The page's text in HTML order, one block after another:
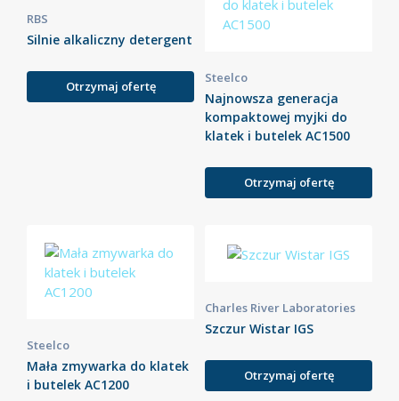
RBS
Silnie alkaliczny detergent
Otrzymaj ofertę
Steelco
Najnowsza generacja
kompaktowej myjki do
klatek i butelek AC1500
Otrzymaj ofertę
Steelco
Mała zmywarka do klatek
i butelek AC1200
Charles River Laboratories
Szczur Wistar IGS
Otrzymaj ofertę